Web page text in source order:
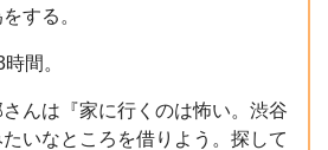
する。
間。
んは『家に行くのは怖い。渋谷
いなところを借りよう。探して